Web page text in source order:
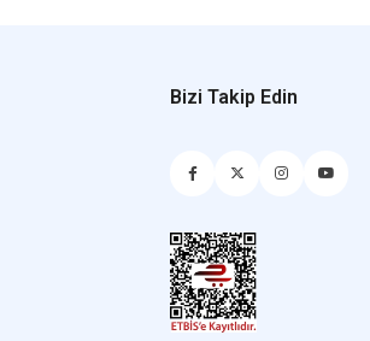
Bizi Takip Edin